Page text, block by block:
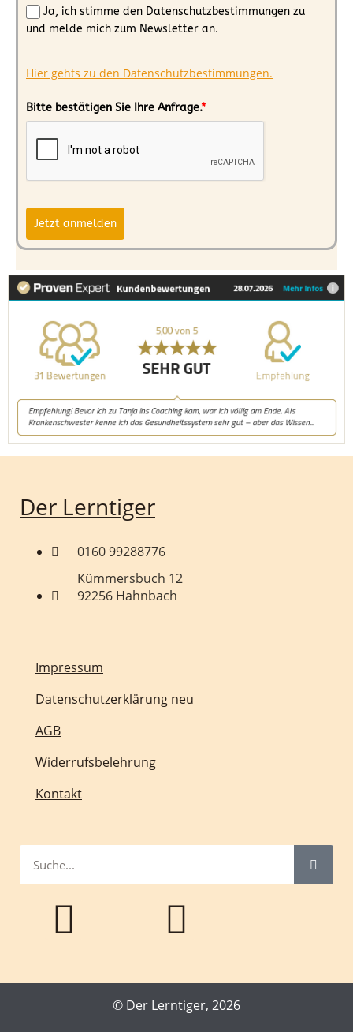
Ja, ich stimme den Datenschutzbestimmungen zu
und melde mich zum Newsletter an.
Hier gehts zu den Datenschutzbestimmungen.
Bitte bestätigen Sie Ihre Anfrage.*
Jetzt anmelden
Der Lerntiger
0160 99288776
Kümmersbuch 12
92256 Hahnbach
Impressum
Datenschutzerklärung neu
AGB
Widerrufsbelehrung
Kontakt
© Der Lerntiger, 2026